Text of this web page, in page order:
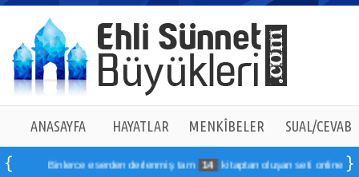
ANASAYFA HAYATLAR MENKÎBELER SUAL/CEVAB
Binlerce eserden derlenmiş tam 14 kitaptan oluşan seti online sipariş